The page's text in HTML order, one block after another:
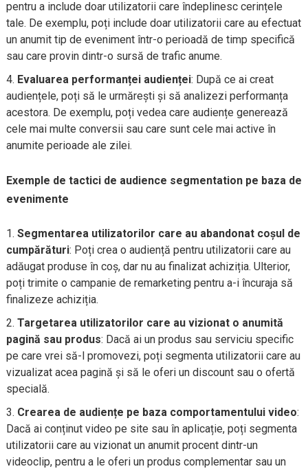
pentru a include doar utilizatorii care îndeplinesc cerințele
tale. De exemplu, poți include doar utilizatorii care au efectuat
un anumit tip de eveniment într-o perioadă de timp specifică
sau care provin dintr-o sursă de trafic anume.
Evaluarea performanței audienței: După ce ai creat
audiențele, poți să le urmărești și să analizezi performanța
acestora. De exemplu, poți vedea care audiențe generează
cele mai multe conversii sau care sunt cele mai active în
anumite perioade ale zilei.
Exemple de tactici de audience segmentation pe baza de
evenimente
Segmentarea utilizatorilor care au abandonat coșul de
cumpărături: Poți crea o audiență pentru utilizatorii care au
adăugat produse în coș, dar nu au finalizat achiziția. Ulterior,
poți trimite o campanie de remarketing pentru a-i încuraja să
finalizeze achiziția.
Targetarea utilizatorilor care au vizionat o anumită
pagină sau produs: Dacă ai un produs sau serviciu specific
pe care vrei să-l promovezi, poți segmenta utilizatorii care au
vizualizat acea pagină și să le oferi un discount sau o ofertă
specială.
Crearea de audiențe pe baza comportamentului video:
Dacă ai conținut video pe site sau în aplicație, poți segmenta
utilizatorii care au vizionat un anumit procent dintr-un
videoclip, pentru a le oferi un produs complementar sau un